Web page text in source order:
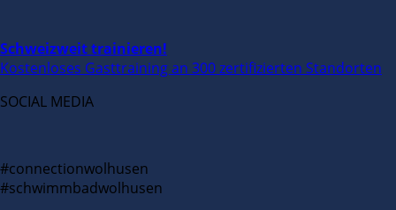
Schweizweit trainieren!
Kostenloses Gasttraining an 300 zertifizierten Standorten
SOCIAL MEDIA
#connectionwolhusen
#schwimmbadwolhusen